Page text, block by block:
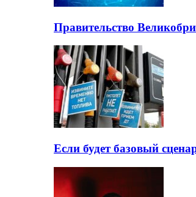
Правительство
Если будет базовый